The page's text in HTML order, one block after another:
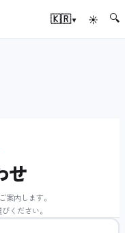
🇰🇷▾ ☀ 🔍
せ
案内します。
ください。